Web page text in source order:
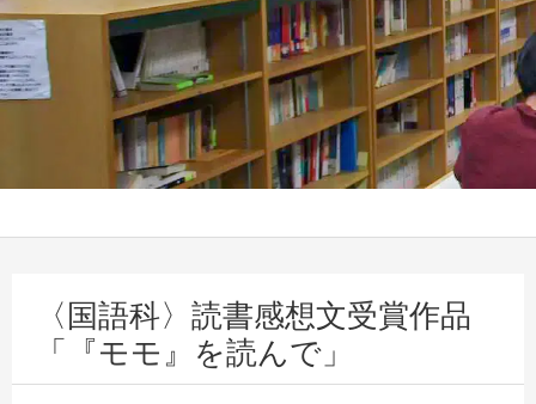
〈国語科〉読書感想文受賞作品
「『モモ』を読んで」